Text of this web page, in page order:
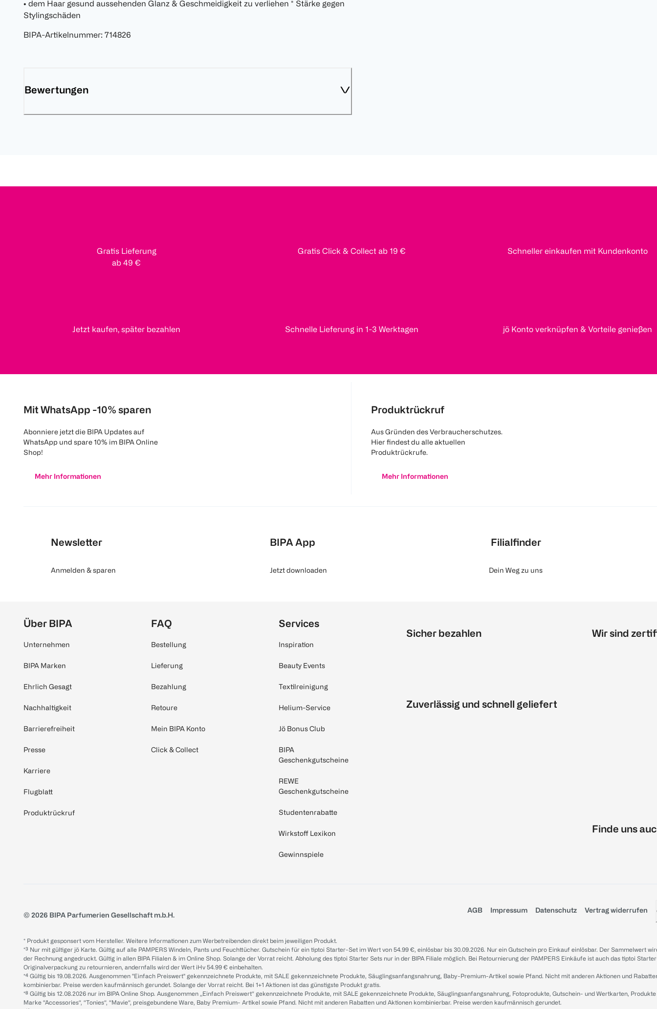
• dem Haar gesund aussehenden Glanz & Geschmeidigkeit zu verliehen * Stärke gegen
Stylingschäden
BIPA-Artikelnummer: 714826
Bewertungen
Gratis Lieferung
ab 49 €
Gratis Click & Collect ab 19 € Schneller einkaufen mit Kundenkonto
Jetzt kaufen, später bezahlen Schnelle Lieferung in 1-3 Werktagen jö Konto verknüpfen & Vorteile genießen
Mit WhatsApp -10% sparen
Abonniere jetzt die BIPA Updates auf
WhatsApp und spare 10% im BIPA Online
Shop!
Mehr Informationen
Produktrückruf
Aus Gründen des Verbraucherschutzes.
Hier findest du alle aktuellen
Produktrückrufe.
Mehr Informationen
Newsletter
Anmelden & sparen
BIPA App
Jetzt downloaden
Filialfinder
Dein Weg zu uns
Über BIPA
Unternehmen
BIPA Marken
Ehrlich Gesagt
Nachhaltigkeit
Barrierefreiheit
Presse
Karriere
Flugblatt
Produktrückruf
FAQ
Bestellung
Lieferung
Bezahlung
Retoure
Mein BIPA Konto
Click & Collect
Services
Inspiration
Beauty Events
Textilreinigung
Helium-Service
Jö Bonus Club
BIPA
Geschenkgutscheine
REWE
Geschenkgutscheine
Studentenrabatte
Wirkstoff Lexikon
Gewinnspiele
Sicher bezahlen
Zuverlässig und schnell geliefert
Wir sind
Finde uns
© 2026 BIPA Parfumerien Gesellschaft m.b.H.
AGB Impressum Datenschutz Vertrag widerrufen
* Produkt gesponsert vom Hersteller. Weitere Informationen zum Werbetreibenden direkt beim jeweiligen Produkt.
*³ Nur mit gültiger jö Karte. Gültig auf alle PAMPERS Windeln, Pants und Feuchttücher. Gutschein für ein tiptoi Starter-Set im Wert von 54.99 €, einlösbar bis 30.09.2026. Nur ein Gutschein pro Einkauf einlösbar. Der Sammelwert
der Rechnung angedruckt. Gültig in allen BIPA Filialen & im Online Shop. Solange der Vorrat reicht. Abholung des tiptoi Starter Sets nur in der BIPA Filiale möglich. Bei Retournierung der PAMPERS Einkäufe ist auch das tiptoi
Originalverpackung zu retournieren, andernfalls wird der Wert iHv 54.99 € einbehalten.
*⁴ Gültig bis 19.08.2026. Ausgenommen "Einfach Preiswert" gekennzeichnete Produkte, mit SALE gekennzeichnete Produkte, Säuglingsanfangsnahrung, Baby-Premium-Artikel sowie Pfand. Nicht mit anderen Aktionen und
kombinierbar. Preise werden kaufmännisch gerundet. Solange der Vorrat reicht. Bei 1+1 Aktionen ist das günstigste Produkt gratis.
*⁸ Gültig bis 12.08.2026 nur im BIPA Online Shop. Ausgenommen „Einfach Preiswert“ gekennzeichnete Produkte, mit SALE gekennzeichnete Produkte, Säuglingsanfangsnahrung, Fotoprodukte, Gutschein- und Wertkarten,
Marke “Accessories“, “Tonies“, “Mavie“, preisgebundene Ware, Baby Premium- Artikel sowie Pfand. Nicht mit anderen Rabatten und Aktionen kombinierbar. Preise werden kaufmännisch gerundet.